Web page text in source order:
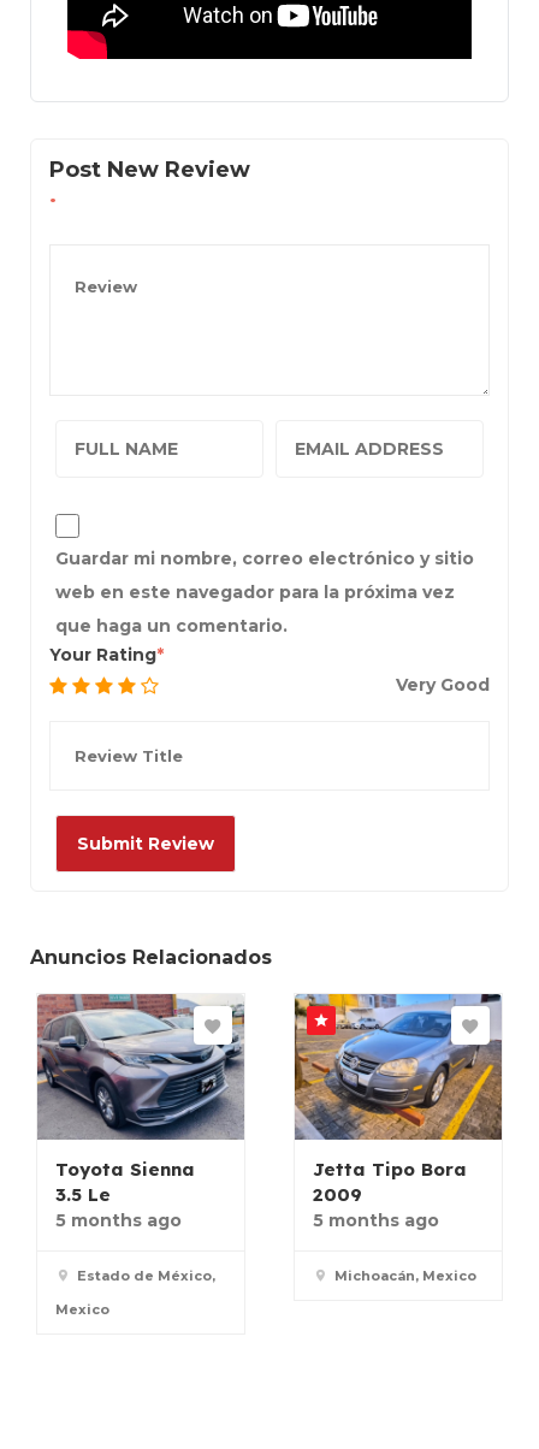
Post New Review
Guardar mi nombre, correo electrónico y sitio
web en este navegador para la próxima vez
que haga un comentario.
Your Rating
Very Good
Anuncios Relacionados
Toyota Sienna
3.5 Le
5 months ago
Estado de México,
Mexico
Jetta Tipo Bora
2009
5 months ago
Michoacán, Mexico